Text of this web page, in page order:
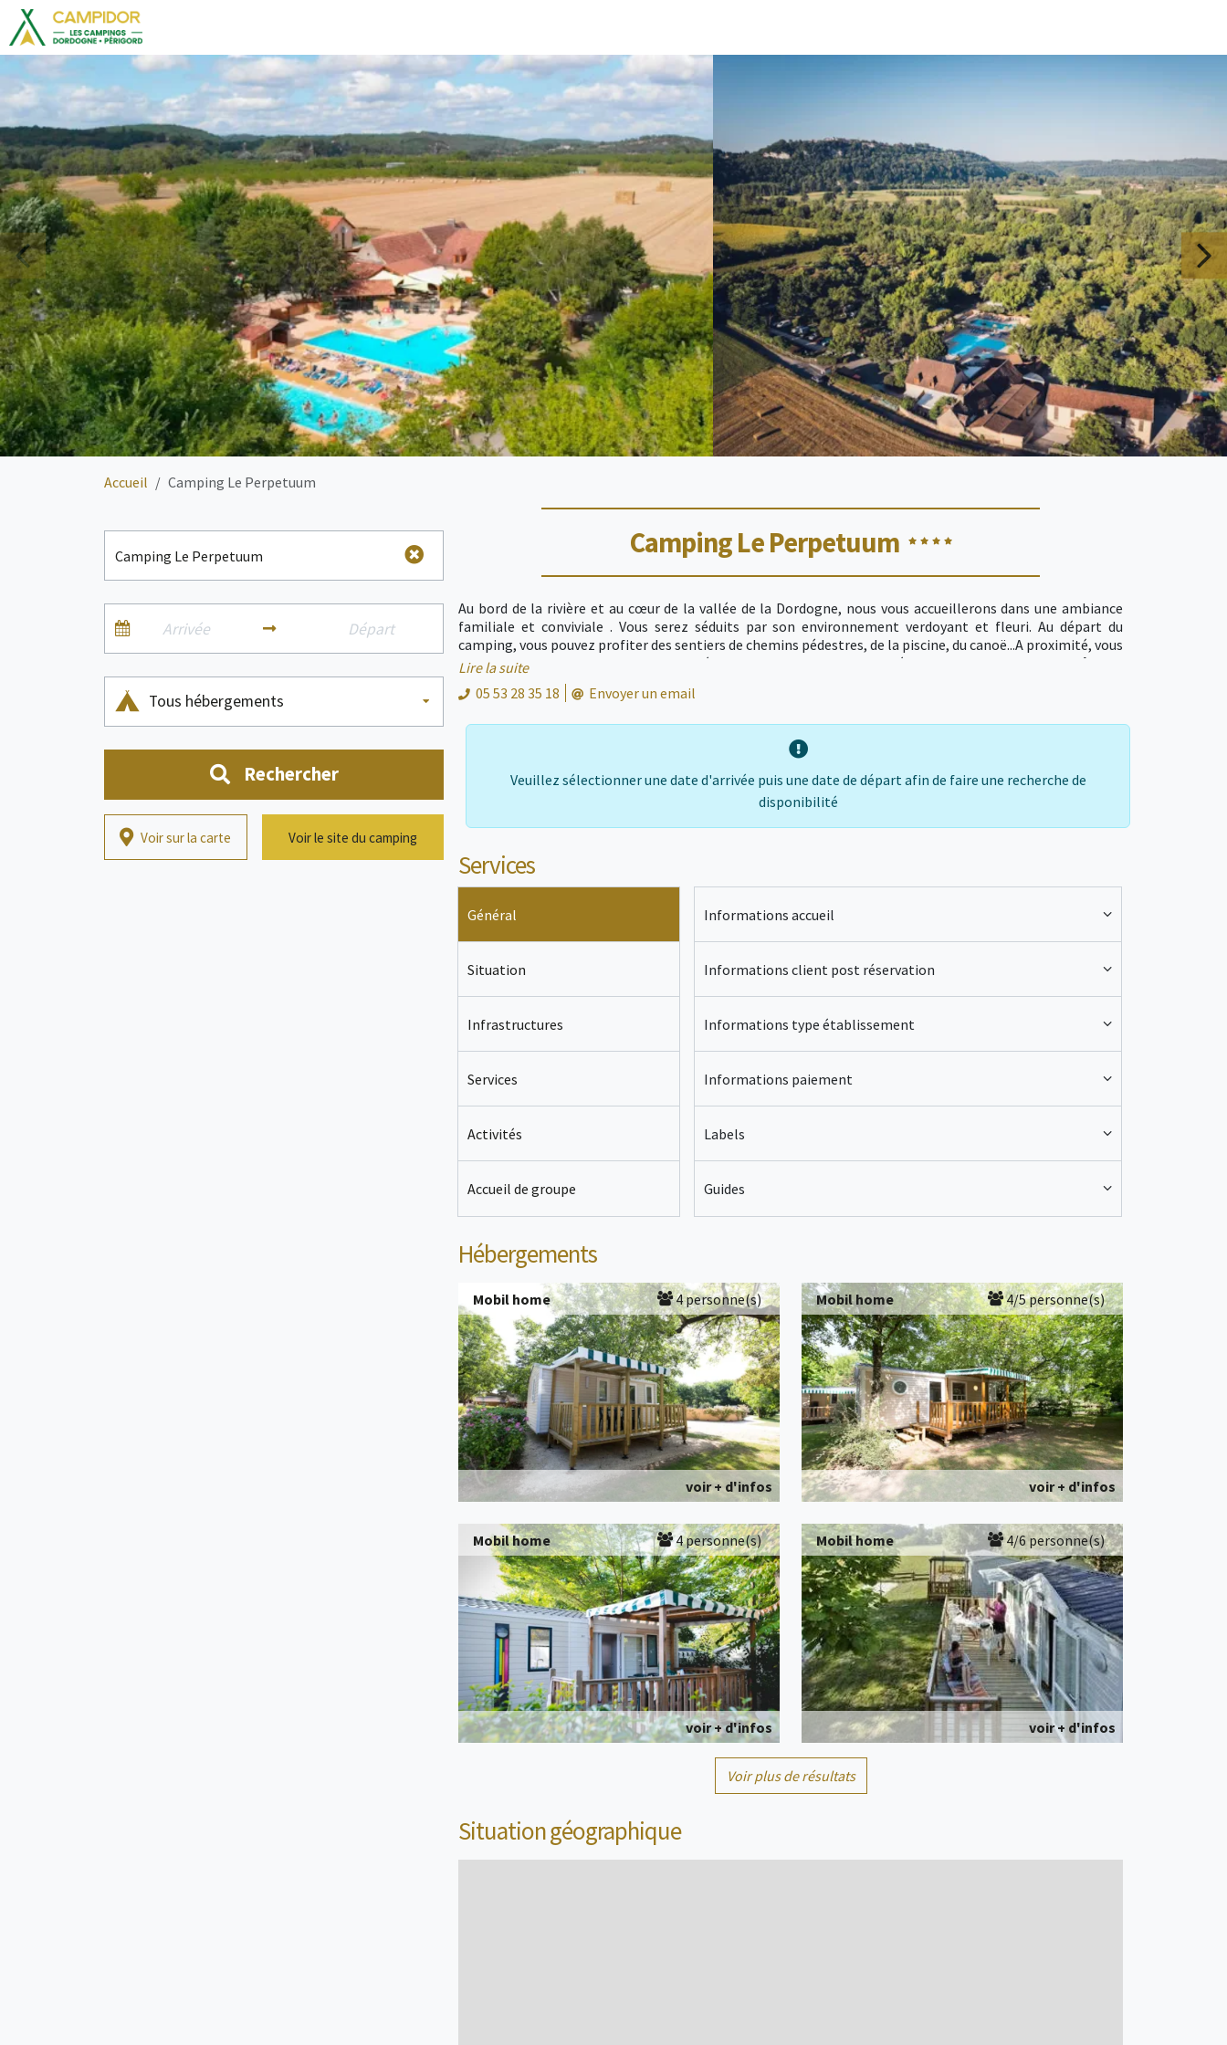
Accueil Camping Le Perpetuum
Tous hébergements
Rechercher
Voir sur la carte Voir le site du camping
Camping Le Perpetuum
Au bord de la rivière et au cœur de la vallée de la Dordogne, nous vous accueillerons dans une ambiance
familiale et conviviale . Vous serez séduits par son environnement verdoyant et fleuri. Au départ du
camping, vous pouvez profiter des sentiers de chemins pédestres, de la piscine, du canoë...A proximité, vous
pourrez visiter les plus beaux sites du Périgord : Sarlat, Domme, la vallée de la Dordogne avec ses châteaux
et ses villages. A découvrir : Les Eyzies, berceau de la préhistoire, Lascaux, Rocamadour, Padirac... Durant
l'été, nous vous proposons un programme d'animations pour toute la famille. Pour votre confort sur
Lire la suite
05 53 28 35 18
Envoyer un email
Veuillez sélectionner une date d'arrivée puis une date de départ afin de faire une recherche de
disponibilité
Services
Général
Situation
Infrastructures
Services
Activités
Accueil de groupe
Informations accueil
Informations client post réservation
Informations type établissement
Informations paiement
Labels
Guides
Hébergements
Mobil home 4 personne(s)
voir + d'infos
Mobil home 4/5 personne(s)
voir + d'infos
Mobil home 4 personne(s)
voir + d'infos
Mobil home 4/6 personne(s)
voir + d'infos
4 personne(s) Mobil home
Voir plus de résultats
Situation géographique